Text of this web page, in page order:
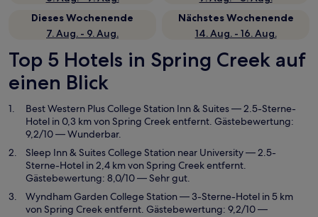
Dieses Wochenende
7. Aug. - 9. Aug.
Nächstes Wochenende
14. Aug. - 16. Aug.
Top 5 Hotels in Spring Creek auf
einen Blick
Best Western Plus College Station Inn & Suites— 2.5-Sterne-
Hotel in 0,3 km von Spring Creek entfernt. Gästebewertung:
9,2/10 — Wunderbar.
Sleep Inn & Suites College Station near University— 2.5-
Sterne-Hotel in 2,4 km von Spring Creek entfernt.
Gästebewertung: 8,0/10 — Sehr gut.
Wyndham Garden College Station— 3-Sterne-Hotel in 5 km
von Spring Creek entfernt. Gästebewertung: 9,2/10 —